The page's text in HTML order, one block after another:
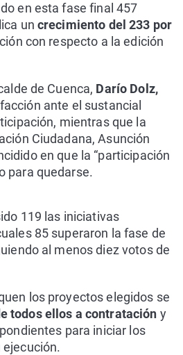
en esta fase final 457
un crecimiento del 233 por
con respecto a la edición
de Cuenca, Darío Dolz,
ante el sustancial
mientras que la
Ciudadana, Asunción
en que la “participación
para quedarse.
119 las iniciativas
85 superaron la fase de
al menos diez votos de
los proyectos elegidos se
todos ellos a contratación y
para iniciar los